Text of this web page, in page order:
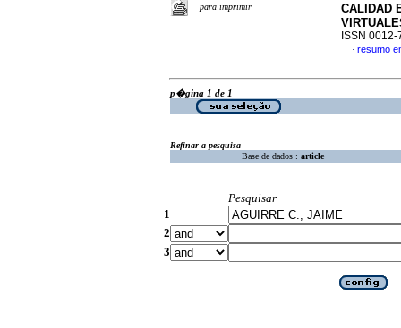
para imprimir
CALIDAD
ISSN 0012-
· resumo
p�gina 1 de 1
Refinar a pesquisa
Base de dados : article
Pesquisar
1
2
3